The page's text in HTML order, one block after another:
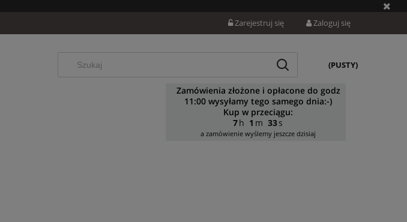
Zarejestruj się Zaloguj się
(PUSTY)
Zamówienia złożone i opłacone do godz
11:00 wysyłamy tego samego dnia:-)
Kup w przeciągu:
7
1 31
a zamówienie wyślemy jeszcze dzisiaj